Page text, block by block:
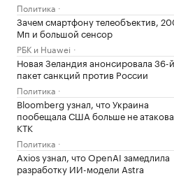
Политика
Зачем смартфону телеобъектив,
Мп и большой сенсор
РБК и Huawei
Новая Зеландия анонсировала 36-й
пакет санкций против России
Политика
Bloomberg узнал, что Украина
пообещала США больше не
КТК
Политика
Axios узнал, что OpenAI замедлила
разработку ИИ-модели Astra